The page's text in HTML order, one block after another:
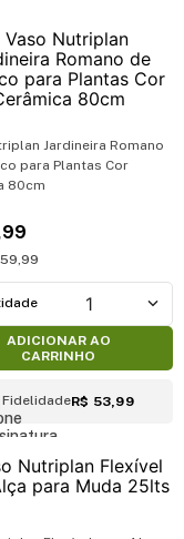
Jardineira Romano
para Plantas Cor
80cm
99
59,99
1
ADICIONAR AO
CARRINHO
FidelidadeR$ 53,99